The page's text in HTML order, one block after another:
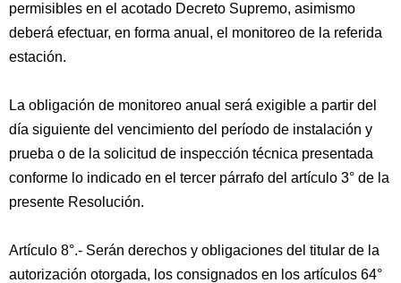
permisibles en el acotado Decreto Supremo, asimismo
deberá efectuar, en forma anual, el monitoreo de la referida
estación.
La obligación de monitoreo anual será exigible a partir del
día siguiente del vencimiento del período de instalación y
prueba o de la solicitud de inspección técnica presentada
conforme lo indicado en el tercer párrafo del artículo 3° de la
presente Resolución.
Artículo 8°.- Serán derechos y obligaciones del titular de la
autorización otorgada, los consignados en los artículos 64°